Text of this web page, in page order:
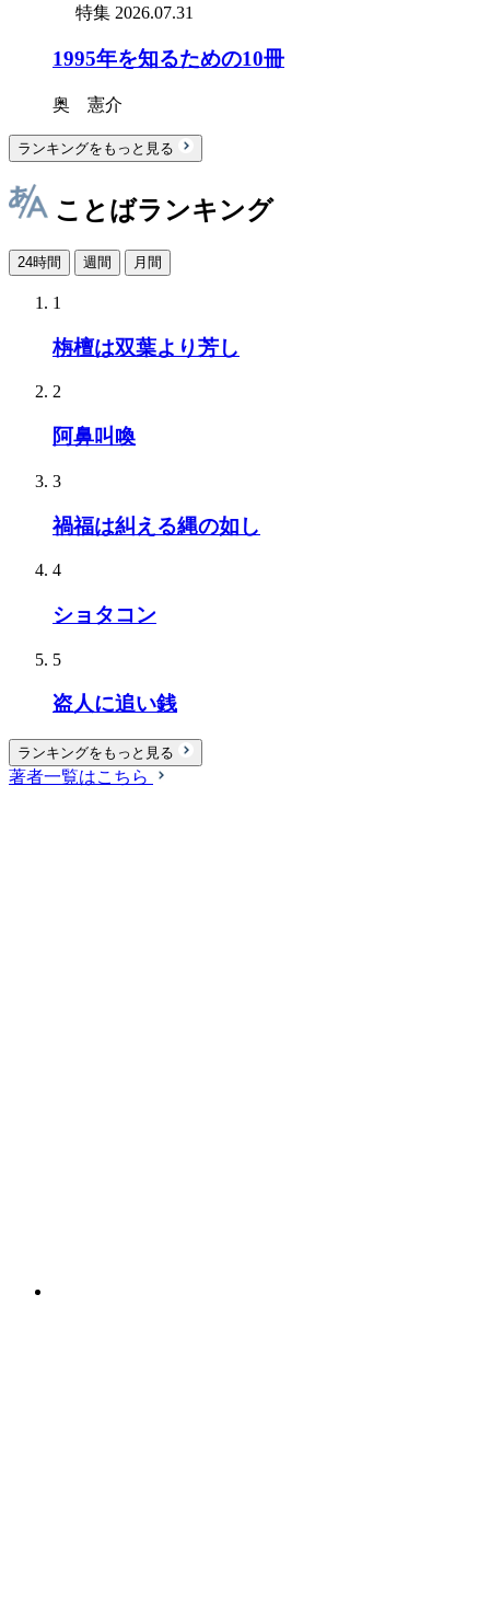
特集 2026.07.31
1995年を知るための10冊
奥 憲介
ランキングをもっと見る
ことばランキング
24時間 週間 月間
1
栴檀は双葉より芳し
2
阿鼻叫喚
3
禍福は糾える縄の如し
4
ショタコン
5
盗人に追い銭
ランキングをもっと見る
著者一覧はこちら